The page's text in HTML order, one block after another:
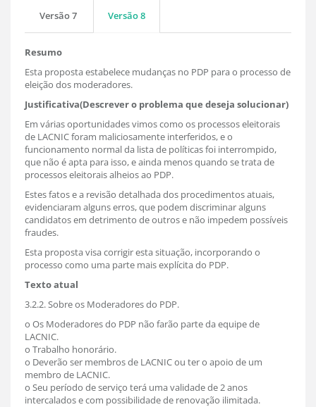
Versão 7 Versão 8
Resumo
Esta proposta estabelece mudanças no PDP para o processo de
eleição dos moderadores.
Justificativa(Descrever o problema que deseja solucionar)
Em várias oportunidades vimos como os processos eleitorais
de LACNIC foram maliciosamente interferidos, e o
funcionamento normal da lista de políticas foi interrompido,
que não é apta para isso, e ainda menos quando se trata de
processos eleitorais alheios ao PDP.
Estes fatos e a revisão detalhada dos procedimentos atuais,
evidenciaram alguns erros, que podem discriminar alguns
candidatos em detrimento de outros e não impedem possíveis
fraudes.
Esta proposta visa corrigir esta situação, incorporando o
processo como uma parte mais explícita do PDP.
Texto atual
3.2.2. Sobre os Moderadores do PDP.
o Os Moderadores do PDP não farão parte da equipe de
LACNIC.
o Trabalho honorário.
o Deverão ser membros de LACNIC ou ter o apoio de um
membro de LACNIC.
o Seu período de serviço terá uma validade de 2 anos
intercalados e com possibilidade de renovação ilimitada.